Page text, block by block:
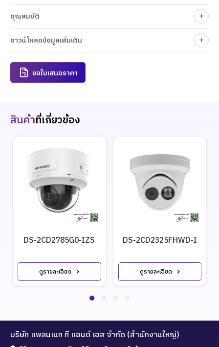
คุณสมบัติ
ดาวน์โหลดข้อมูลเพิ่มเติม
ขอใบเสนอราคา
สินค้าที่เกี่ยวข้อง
ดูรายละเอียด
DS-2CD2785G0-IZS
ดูรายละเอียด
DS-2CD2325FHWD-I
บริษัท แพลนเนท ที แอนด์ เอส จำกัด (สำนักงานใหญ่)